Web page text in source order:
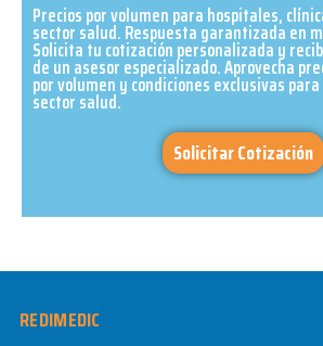
Precios por volumen para hospitales,
sector salud. Respuesta garantizada en
Solicita tu cotización personalizada y
de un asesor especializado. Aprovecha
por volumen y condiciones exclusivas
sector salud.​
Solicitar Cotización
REDIMEDIC